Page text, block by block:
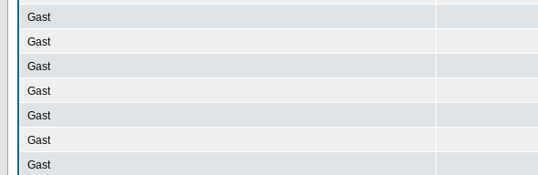
Gast
Gast
Gast
Gast
Gast
Gast
Gast